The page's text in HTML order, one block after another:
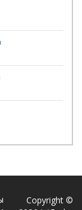
Copyright ©